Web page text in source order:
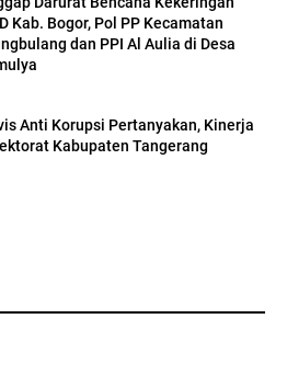
Kab. Bogor, Pol PP Kecamatan
dan PPI Al Aulia di Desa
Anti Korupsi Pertanyakan, Kinerja
Kabupaten Tangerang